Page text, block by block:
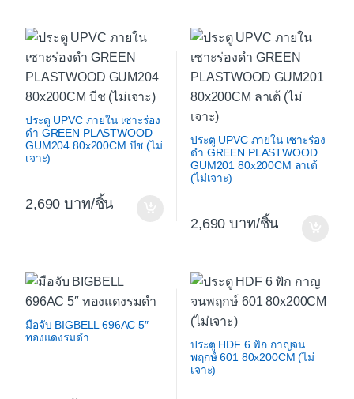
ประตู UPVC ภายใน เซาะร่อง
ดำ GREEN PLASTWOOD
GUM204 80x200CM บีช (ไม่
เจาะ)
2,690 /ชิ้น
ประตู UPVC ภายใน เซาะร่อง
ดำ GREEN PLASTWOOD
GUM201 80x200CM ลาเต้
(ไม่เจาะ)
2,690 /ชิ้น
มือจับ BIGBELL 696AC 5″
ทองแดงรมดำ
ประตู HDF 6 ฟัก กาญจน
พฤกษ์ 601 80x200CM (ไม่
เจาะ)